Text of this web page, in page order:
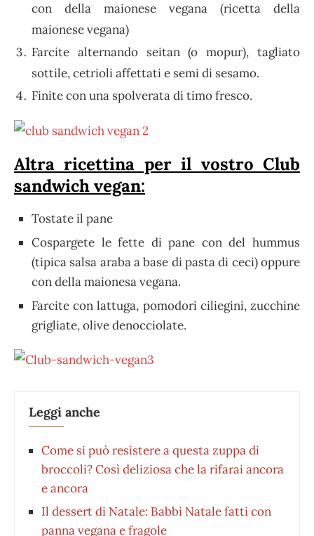
con della maionese vegana (ricetta della
maionese vegana)
Farcite alternando seitan (o mopur), tagliato
sottile, cetrioli affettati e semi di sesamo.
Finite con una spolverata di timo fresco.
Altra ricettina per il vostro Club
sandwich vegan:
Tostate il pane
Cospargete le fette di pane con del hummus
(tipica salsa araba a base di pasta di ceci) oppure
con della maionesa vegana.
Farcite con lattuga, pomodori ciliegini, zucchine
grigliate, olive denocciolate.
Leggi anche
Come si può resistere a questa zuppa di
broccoli? Così deliziosa che la rifarai ancora
e ancora
Il dessert di Natale: Babbi Natale fatti con
panna vegana e fragole